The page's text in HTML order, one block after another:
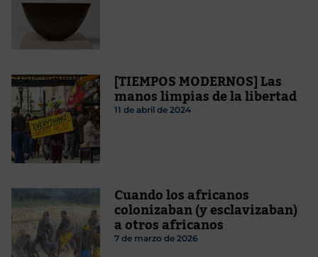
[TIEMPOS MODERNOS] Las
manos limpias de la libertad
11 de abril de 2024
Cuando los africanos
colonizaban (y esclavizaban)
a otros africanos
7 de marzo de 2026